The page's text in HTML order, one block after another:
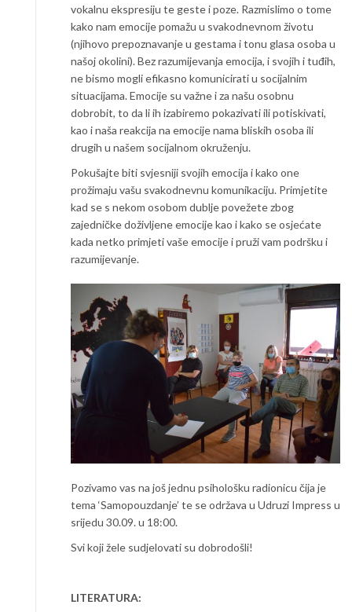
vokalnu ekspresiju te geste i poze. Razmislimo o tome
kako nam emocije pomažu u svakodnevnom životu
(njihovo prepoznavanje u gestama i tonu glasa osoba u
našoj okolini). Bez razumijevanja emocija, i svojih i tuđih,
ne bismo mogli efikasno komunicirati u socijalnim
situacijama. Emocije su važne i za našu osobnu
dobrobit, to da li ih izabiremo pokazivati ili potiskivati,
kao i naša reakcija na emocije nama bliskih osoba ili
drugih u našem socijalnom okruženju.
Pokušajte biti svjesniji svojih emocija i kako one
prožimaju vašu svakodnevnu komunikaciju. Primjetite
kad se s nekom osobom dublje povežete zbog
zajedničke doživljene emocije kao i kako se osjećate
kada netko primjeti vaše emocije i pruži vam podršku i
razumijevanje.
Pozivamo vas na još jednu psihološku radionicu čija je
tema ‘Samopouzdanje’ te se održava u Udruzi Impress u
srijedu 30.09. u 18:00.
Svi koji žele sudjelovati su dobrodošli!
LITERATURA: